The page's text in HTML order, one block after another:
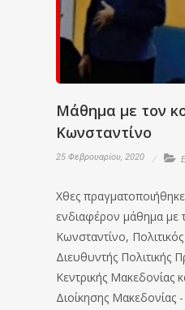
Μάθημα με τον
Κωνσταντίνο
25 Φεβρουαρίου, 2020
Χθες πραγματοποιήθηκε
ενδιαφέρον μάθημα με
Κωνσταντίνο,
Διευθυντής Πολιτικής
Κεντρικής Μακεδονίας
Διοίκησης Μακεδονίας